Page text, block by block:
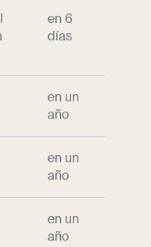
en 6
días
en un
año
en un
año
en un
año